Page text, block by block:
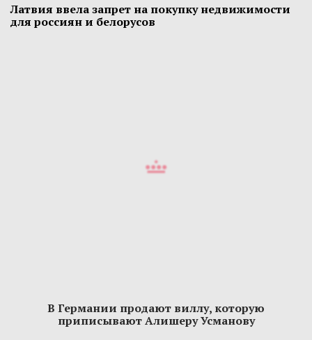
Латвия ввела запрет на покупку недвижимости
для россиян и белорусов
В Германии продают виллу, которую
приписывают Алишеру Усманову